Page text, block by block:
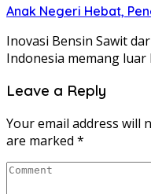
Anak Negeri Hebat,
Inovasi Bensin Sawit
Indonesia memang luar
Leave a Reply
Your email address will
are marked *